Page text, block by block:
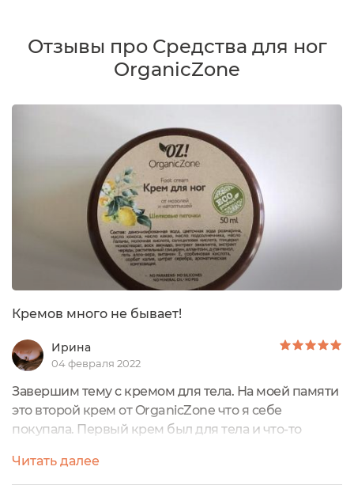
Отзывы про Средства для ног
OrganicZone
Кремов много не бывает!
Ирина
04 февраля 2022
Завершим тему с кремом для тела. На моей памяти
это второй крем от OrganicZone что я себе
покупала. Первый крем был для тела и что-то
решила дать второй шанс и прям не ошиблась.
Обычно, натуральные средства для ног, это что-то
Читать далее